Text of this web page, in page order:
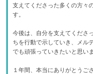
支えてくださった多くの方々
す。
今後は、自分を支えてくださ
ちを行動で示していき、メル
でも頑張っていきたいと思いま
１年間、本当にありがとうご